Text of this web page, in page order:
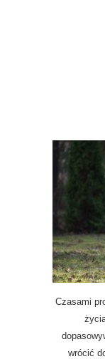
Czasami
wrócić